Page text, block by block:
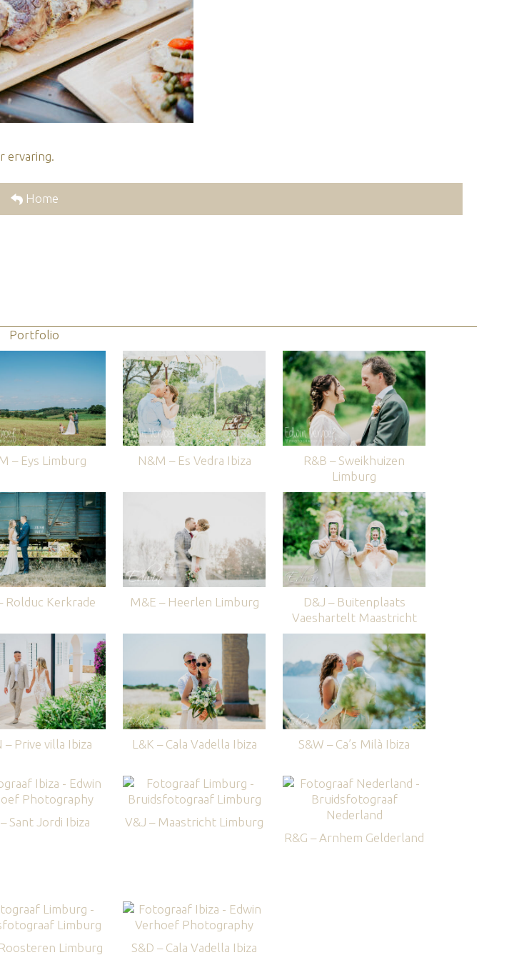
ervaring.
Home
Portfolio
– Eys Limburg N&M – Es Vedra Ibiza
R&B – Sweikhuizen
Limburg
Rolduc Kerkrade M&E – Heerlen Limburg
D&J – Buitenplaats
Vaeshartelt Maastricht
– Prive villa Ibiza L&K – Cala Vadella Ibiza S&W – Ca’s Milà Ibiza
Sant Jordi Ibiza
V&J – Maastricht Limburg
R&G – Arnhem Gelderland
Limburg S&D – Cala Vadella Ibiza